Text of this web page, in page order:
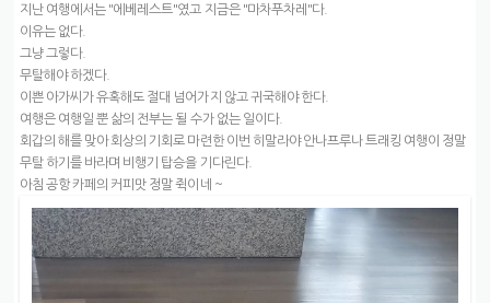
지난 여행에서는 "에베레스트"였고 지금은 "마차푸차레"다.
이유는 없다.
그냥 그렇다.
무탈해야 하겠다.
이쁜 아가씨가 유혹해도 절대 넘어가지 않고 귀국해야 한다.
여행은 여행일 뿐 삶의 전부는 될 수가 없는 일이다.
회갑의 해를 맞아 회상의 기회로 마련한 이번 히말라야 안나프루나 트래킹 여행이 정말
무탈 하기를 바라며 비행기 탑승을 기다린다.
아침 공항 카페의 커피맛 정말 쥑이네 ~